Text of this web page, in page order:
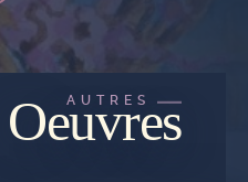
AUTRES
Oeuvres